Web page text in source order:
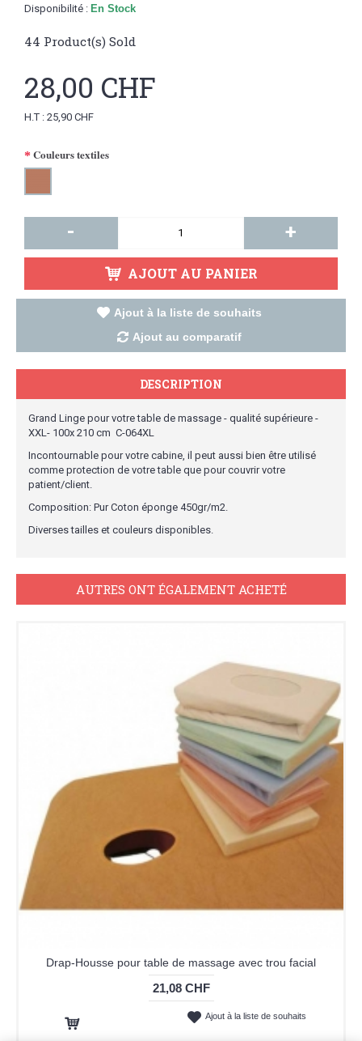
Disponibilité : En Stock
44 Product(s) Sold
28,00 CHF
H.T : 25,90 CHF
Couleurs textiles
- +
AJOUT AU PANIER
Ajout à la liste de souhaits
Ajout au comparatif
DESCRIPTION
Grand Linge pour votre table de massage - qualité supérieure -
XXL- 100x 210 cm C-064XL
Incontournable pour votre cabine, il peut aussi bien être utilisé
comme protection de votre table que pour couvrir votre
patient/client.
Composition: Pur Coton éponge 450gr/m2.
Diverses tailles et couleurs disponibles.
AUTRES ONT ÉGALEMENT ACHETÉ
Drap-Housse pour table de massage avec trou facial
21,08 CHF
Ajout à la liste de souhaits